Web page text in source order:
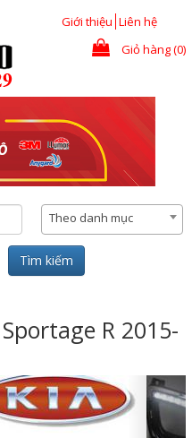
Giới thiệu Liên hệ
Giỏ hàng (0)
Theo danh mục
Tìm kiếm
R 2015-